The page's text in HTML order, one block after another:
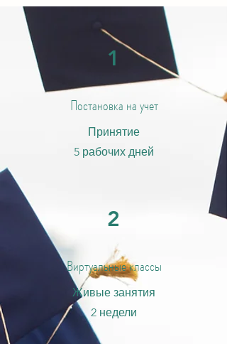
1
Постановка на учет
Принятие
5 рабочих дней
2
Виртуальные классы
Живые занятия
2 недели